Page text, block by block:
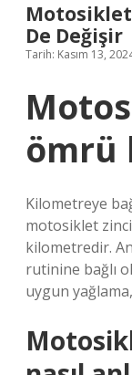
De Değişir
Tarih: Kasım 13,
ömrü
Kilometreye
motosiklet
kilometredir.
rutinine bağlı
uygun